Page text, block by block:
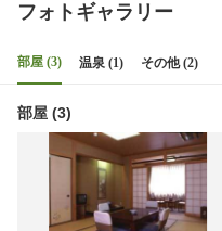
フォトギャラリー
部屋 (3) 温泉 (1) その他 (2)
部屋 (3)